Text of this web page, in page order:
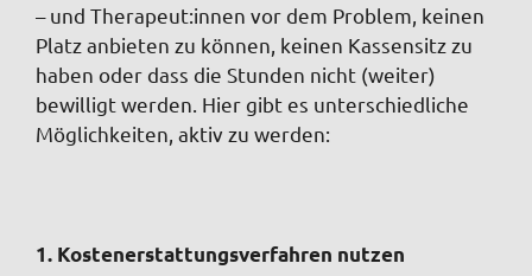
– und Therapeut:innen vor dem Problem, keinen
Platz anbieten zu können, keinen Kassensitz zu
haben oder dass die Stunden nicht (weiter)
bewilligt werden. Hier gibt es unterschiedliche
Möglichkeiten, aktiv zu werden:
1. Kostenerstattungsverfahren nutzen